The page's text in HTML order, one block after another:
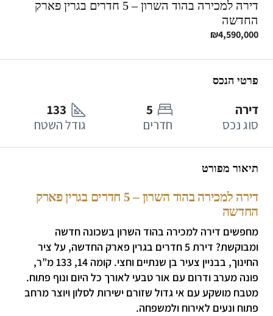
דירה למכירה בהוד השרון – 5 חדרים בגרין פארק
החדשה
₪4,590,000
פרטי הנכס
דירה
סוג נכס
5
חדרים
133
גודל השטח
תיאור מפורט
דירה למכירה בהוד השרון – 5 חדרים בגרין פארק
החדשה
מחפשים דירה למכירה בהוד השרון בשכונה חדשה
ומבוקשת? דירת 5 חדרים בגרין פארק החדשה, על ציר
החינוך, בבניין צעיר בן שנתיים וחצי. קומה 14, 133 מ”ר,
פונה מערב ודרום עם אור טבעי לאורך כל היום ונוף פתוח.
מטבח מושקע עם אי גדול שזורם ישירות לסלון ויוצר מרחב
פתוח ונעים לאירוח ולמשפחה.